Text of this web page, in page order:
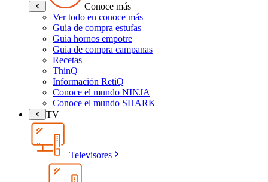
Conoce más
Ver todo en conoce más
Guia de compra estufas
Guia hornos empotre
Guia de compra campanas
Recetas
ThinQ
Información RetiQ
Conoce el mundo NINJA
Conoce el mundo SHARK
TV
Televisores